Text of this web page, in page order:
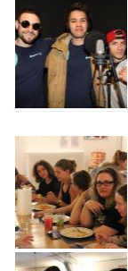
Agenda
Netzwerk
Spenden
Jobs
Freiwilligenarbeit
News
Newsletter